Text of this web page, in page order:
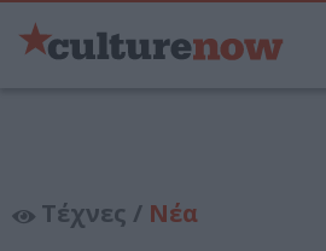
Τέχνες / Νέα